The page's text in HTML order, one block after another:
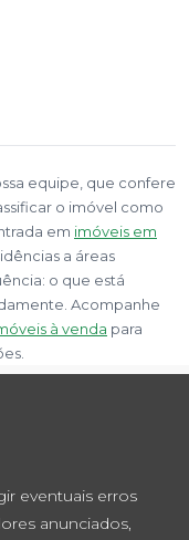
equipe, que confere
o imóvel como
em imóveis em
a áreas
o que está
Acompanhe
à venda para
eventuais erros
anunciados,